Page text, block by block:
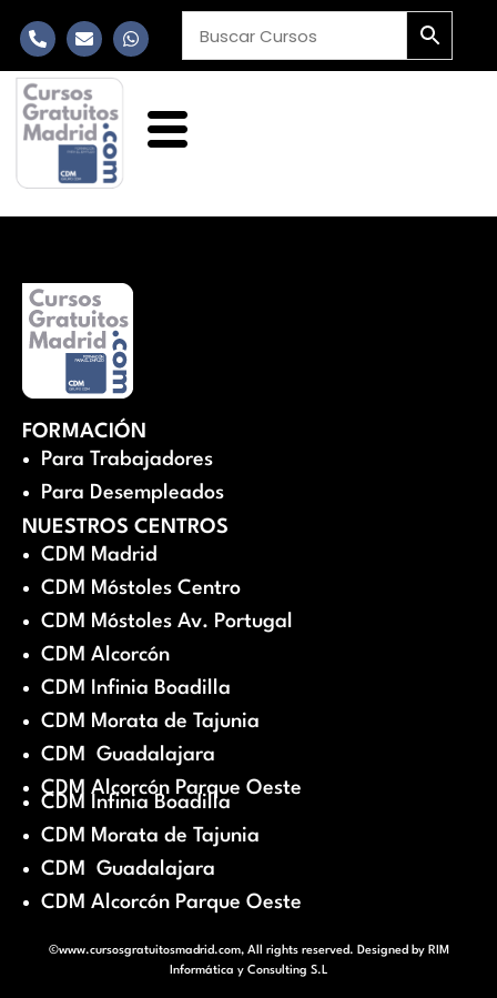
FORMACIÓN
Para Trabajadores
Para Desempleados
NUESTROS CENTROS
CDM Madrid
CDM Móstoles Centro
CDM Móstoles Av. Portugal
CDM Alcorcón
CDM Infinia Boadilla
CDM Morata de Tajunia
CDM Guadalajara
CDM Alcorcón Parque Oeste
CDM Infinia Boadilla
CDM Morata de Tajunia
CDM Guadalajara
CDM Alcorcón Parque Oeste
©www.cursosgratuitosmadrid.com, All rights reserved. Designed by RIM
Informática y Consulting S.L